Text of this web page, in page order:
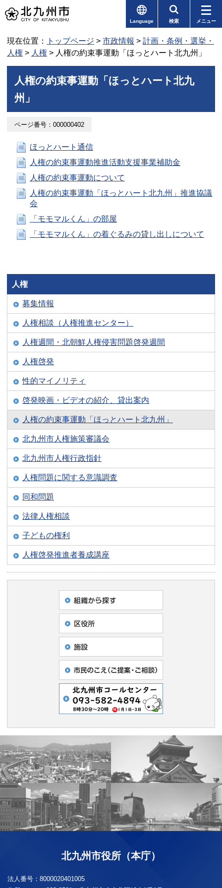
Language 検索 メニュー
現在位置： トップページ > 市政情報 > 計画・条例・選挙・
人権 > 人権 > 人権の約束事運動「ほっとハート北九州」
人権の約束事運動「ほっとハート北九
州」
ページ番号：000000402
ほっとハート通信
人権の約束事運動推進活動支援事業補助金
人権の約束事運動について
人権の約束事運動「ほっとハート北九州」推進協議
会
「モモマルくん」の部屋
「モモマルくん」の着ぐるみの貸し出しについて
人権
募集情報
人権相談（人権推進センター）
人権週間・北朝鮮人権侵害問題啓発週間
人権啓発
性的マイノリティ
啓発映画・ビデオの紹介、貸出案内
人権の約束事運動「ほっとハート北九州」
北九州市人権施策審議会
北九州市人権行政指針
人権問題に関する意識調査
同和問題
法律人権相談
子どもの権利
人権啓発推進者養成講座
北九州市役所（本庁）
法人番号： 8000020401005